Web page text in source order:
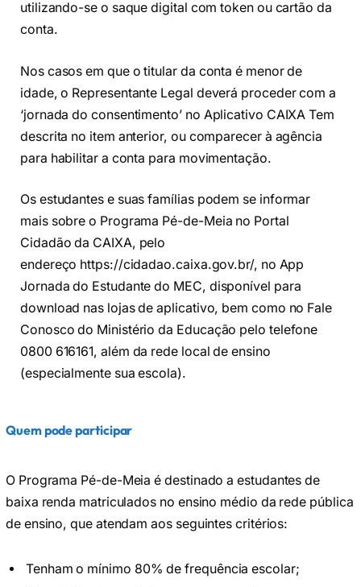
utilizando-se o saque digital com token ou cartão da
conta.
Nos casos em que o titular da conta é menor de
idade, o Representante Legal deverá proceder com a
‘jornada do consentimento’ no Aplicativo CAIXA Tem
descrita no item anterior, ou comparecer à agência
para habilitar a conta para movimentação.
Os estudantes e suas famílias podem se informar
mais sobre o Programa Pé-de-Meia no Portal
Cidadão da CAIXA, pelo
endereço https://cidadao.caixa.gov.br/, no App
Jornada do Estudante do MEC, disponível para
download nas lojas de aplicativo, bem como no Fale
Conosco do Ministério da Educação pelo telefone
0800 616161, além da rede local de ensino
(especialmente sua escola).
Quem pode participar
O Programa Pé-de-Meia é destinado a estudantes de
baixa renda matriculados no ensino médio da rede pública
de ensino, que atendam aos seguintes critérios:
Tenham o mínimo 80% de frequência escolar;